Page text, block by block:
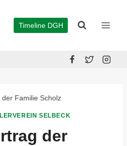
Timeline DGH
Familie Scholz
SELBECK
der